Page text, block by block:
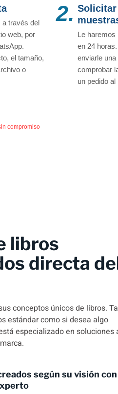
a través del
web, por
el tamaño,
o
2.
Le haremos
en 24
enviarle
comprobar
un pedido al
compromiso
libros
directa
conceptos únicos de libros.
estándar como si desea algo
especializado en soluciones
según su visión